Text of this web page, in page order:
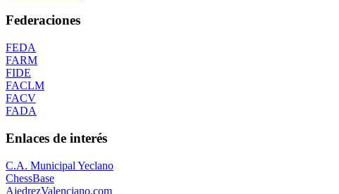
Federaciones
FEDA
FARM
FIDE
FACLM
FACV
FADA
Enlaces de interés
C.A. Municipal Yeclano
ChessBase
AjedrezValenciano.com